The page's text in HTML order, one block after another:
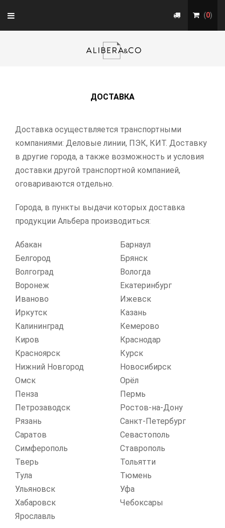
Toggle
navigation
(0)
ДОСТАВКА
Доставка осуществляется транспортными
компаниями: Деловые линии, ПЭК, КИТ. Доставку
в другие города, а также возможность и условия
доставки другой транспортной компанией,
оговариваются отдельно.
Города, в пункты выдачи которых доставка
продукции Альбера производиться:
Абакан
Барнаул
Белгород
Брянск
Волгоград
Вологда
Воронеж
Екатеринбург
Иваново
Ижевск
Иркутск
Казань
Калининград
Кемерово
Киров
Краснодар
Красноярск
Курск
Нижний Новгород
Новосибирск
Омск
Орёл
Пенза
Пермь
Петрозаводск
Ростов-на-Дону
Рязань
Санкт-Петербург
Саратов
Севастополь
Симферополь
Ставрополь
Тверь
Тольятти
Тула
Тюмень
Ульяновск
Уфа
Хабаровск
Чебоксары
Ярославль